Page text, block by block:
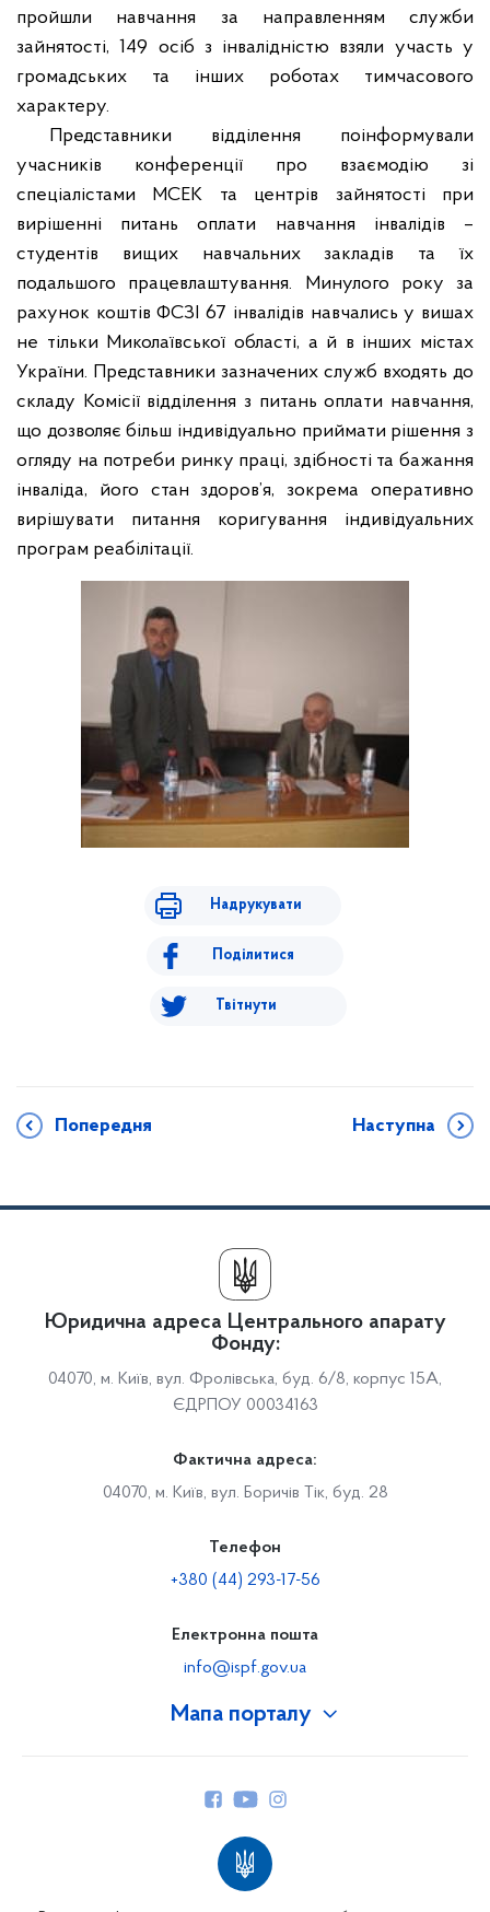
пройшли навчання за направленням служби
зайнятості, 149 осіб з інвалідністю взяли участь у
громадських та інших роботах тимчасового
характеру.
Представники відділення поінформували
учасників конференції про взаємодію зі
спеціалістами МСЕК та центрів зайнятості при
вирішенні питань оплати навчання інвалідів –
студентів вищих навчальних закладів та їх
подальшого працевлаштування. Минулого року за
рахунок коштів ФСЗІ 67 інвалідів навчались у вишах
не тільки Миколаївської області, а й в інших містах
України. Представники зазначених служб входять до
складу Комісії відділення з питань оплати навчання,
що дозволяє більш індивідуально приймати рішення з
огляду на потреби ринку праці, здібності та бажання
інваліда, його стан здоров’я, зокрема оперативно
вирішувати питання коригування індивідуальних
програм реабілітації.
Надрукувати
Поділитися
Твітнути
Попередня Наступна
Мапа порталу
Юридична адреса Центрального апарату
Фонду:
04070, м. Київ, вул. Фролівська, буд. 6/8, корпус 15А,
ЄДРПОУ 00034163
Фактична адреса:
04070, м. Київ, вул. Боричів Тік, буд. 28
Телефон
+380 (44) 293-17-56
Електронна пошта
info@ispf.gov.ua